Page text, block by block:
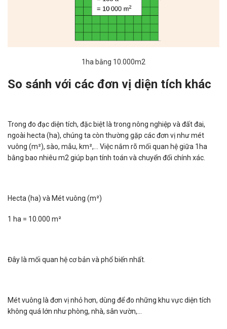
1ha bằng 10.000m2
So sánh với các đơn vị diện tích khác
Trong đo đạc diện tích, đặc biệt là trong nông nghiệp và đất đai,
ngoài hecta (ha), chúng ta còn thường gặp các đơn vị như mét
vuông (m²), sào, mẫu, km²,… Việc nắm rõ mối quan hệ giữa 1ha
bằng bao nhiêu m2​ giúp bạn tính toán và chuyển đổi chính xác.
Hecta (ha) và Mét vuông (m²)
1 ha = 10.000 m²
Đây là mối quan hệ cơ bản và phổ biến nhất.
Mét vuông là đơn vị nhỏ hơn, dùng để đo những khu vực diện tích
không quá lớn như phòng, nhà, sân vườn,…